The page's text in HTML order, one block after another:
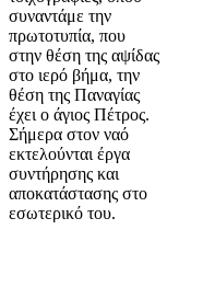
συναντάμε την
πρωτοτυπία, που
στην θέση της αψίδας
στο ιερό βήμα, την
θέση της Παναγίας
έχει ο άγιος Πέτρος.
Σήμερα στον ναό
εκτελούνται έργα
συντήρησης και
αποκατάστασης στο
εσωτερικό του.